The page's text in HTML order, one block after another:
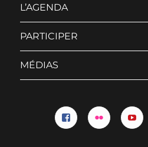
L’AGENDA
PARTICIPER
MÉDIAS